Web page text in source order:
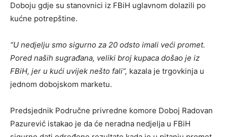
Doboju gdje su stanovnici iz FBiH uglavnom dolazili po
kućne potrepštine.
“U nedjelju smo sigurno za 20 odsto imali veći promet.
Pored naših sugrađana, veliki broj kupaca došao je iz
FBiH, jer u kući uvijek nešto fali”, kazala je trgovkinja u
jednom dobojskom marketu.
Predsjednik Područne privredne komore Doboj Radovan
Pazurević istakao je da će neradna nedjelja u FBiH